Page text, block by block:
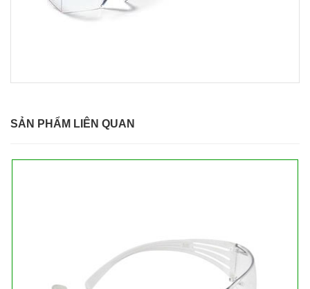
SẢN PHẨM LIÊN QUAN